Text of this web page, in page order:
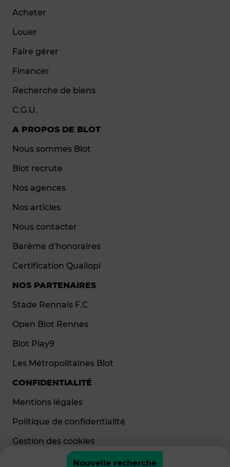
Nouvelle recherche
Acheter
Louer
Faire gérer
Financer
Recherche de biens
C.G.U.
A PROPOS DE BLOT
Nous sommes Blot
Blot recrute
Nos agences
Nos articles
Nous contacter
Barème d’honoraires
Certification Qualiopi
NOS PARTENAIRES
Stade Rennais F.C
Open Blot Rennes
Blot Play9
Les Métropolitaines Blot
CONFIDENTIALITÉ
Mentions légales
Politique de confidentialité
Gestion des cookies